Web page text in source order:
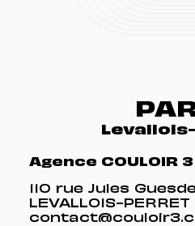
Agence COULOIR 3
110 rue Jules
LEVALLOIS-PERRET